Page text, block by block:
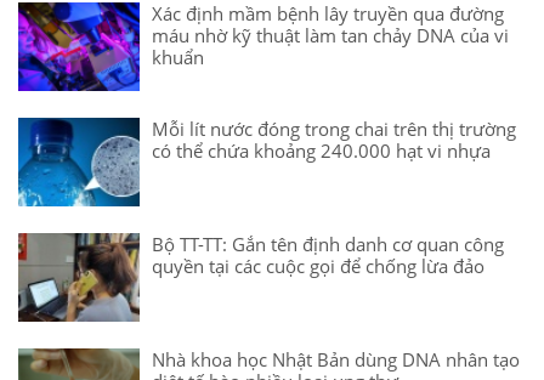
Xác định mầm bệnh lây truyền qua đường
máu nhờ kỹ thuật làm tan chảy DNA của vi
khuẩn
Mỗi lít nước đóng trong chai trên thị trường
có thể chứa khoảng 240.000 hạt vi nhựa
Bộ TT-TT: Gắn tên định danh cơ quan công
quyền tại các cuộc gọi để chống lừa đảo
Nhà khoa học Nhật Bản dùng DNA nhân tạo